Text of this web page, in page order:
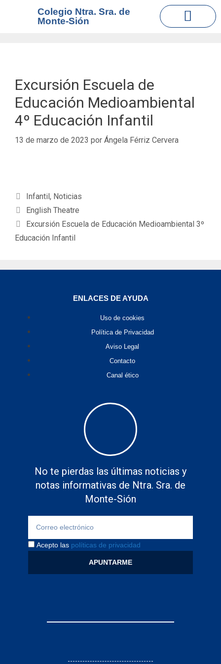
Colegio Ntra. Sra. de
Monte-Sión
Excursión Escuela de
Educación Medioambiental
4º Educación Infantil
13 de marzo de 2023 por Ángela Férriz Cervera
Infantil, Noticias
English Theatre
Excursión Escuela de Educación Medioambiental 3º
Educación Infantil
ENLACES DE AYUDA
Uso de cookies
Política de Privacidad
Aviso Legal
Contacto
Canal ético
No te pierdas las últimas noticias y
notas informativas de Ntra. Sra. de
Monte-Sión
Acepto las políticas de privacidad
APUNTARME